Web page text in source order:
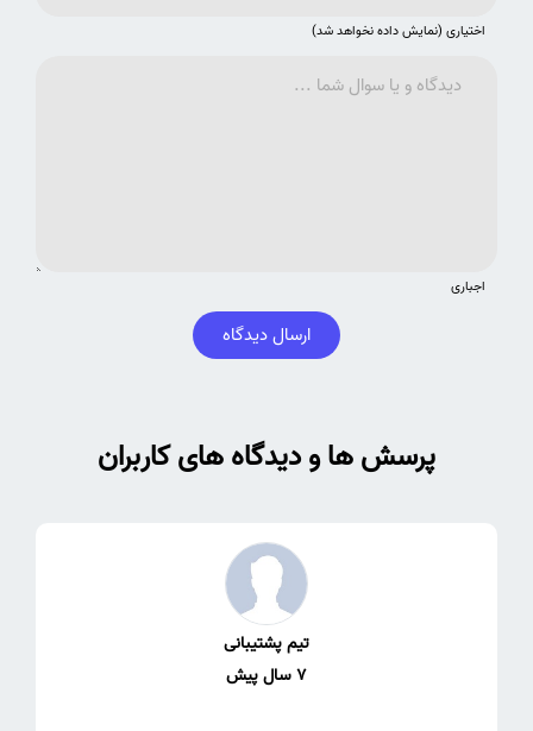
اختیاری (نمایش داده نخواهد شد)
اجباری
ارسال دیدگاه
پرسش ها و دیدگاه های کاربران
تیم پشتیبانی
7 سال پیش